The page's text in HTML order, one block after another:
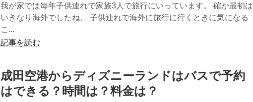
我が家では毎年子供連れで家族3人で旅行にいっています。 確か最初は
いきなり海外でしたね。 子供連れで海外に旅行に行くときに気になる
こ...
記事を読む
成田空港からディズニーランドはバスで予約
はできる？時間は？料金は？